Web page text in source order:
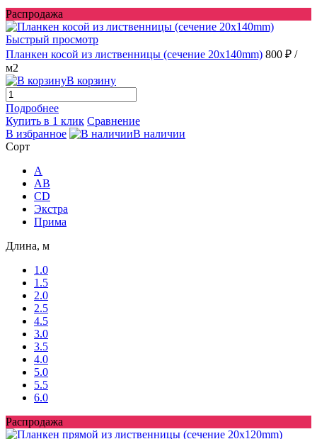
Распродажа
Быстрый просмотр
Планкен косой из лиственницы (сечение 20х140mm) 800 ₽ /
м2
В корзину
Подробнее
Купить в 1 клик Сравнение
В избранное
В наличии
Сорт
A
AB
CD
Экстра
Прима
Длина, м
1.0
1.5
2.0
2.5
4.5
3.0
3.5
4.0
5.0
5.5
6.0
Распродажа